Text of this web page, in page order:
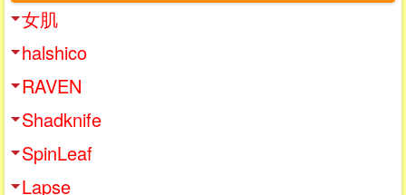
女肌
halshico
RAVEN
Shadknife
SpinLeaf
Lapse